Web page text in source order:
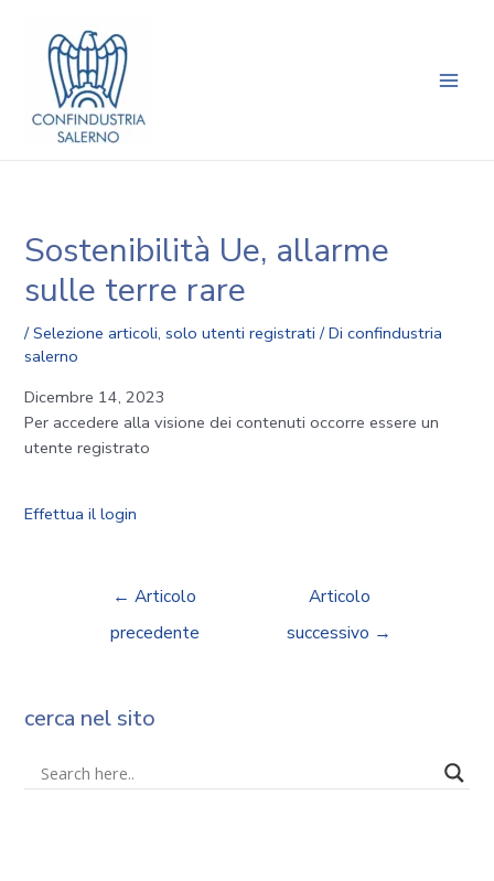
contenuto
Sostenibilità Ue, allarme
sulle terre rare
/Selezione articoli,solo utenti registrati / Diconfindustria
salerno
Dicembre 14, 2023
Per accedere alla visione dei contenuti occorre essere un
utente registrato
Effettua il login
articoli
← Articolo
precedente
Articolo
successivo →
cerca nel sito